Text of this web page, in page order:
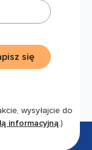
wysyłajcie do
informacyjną.)
się